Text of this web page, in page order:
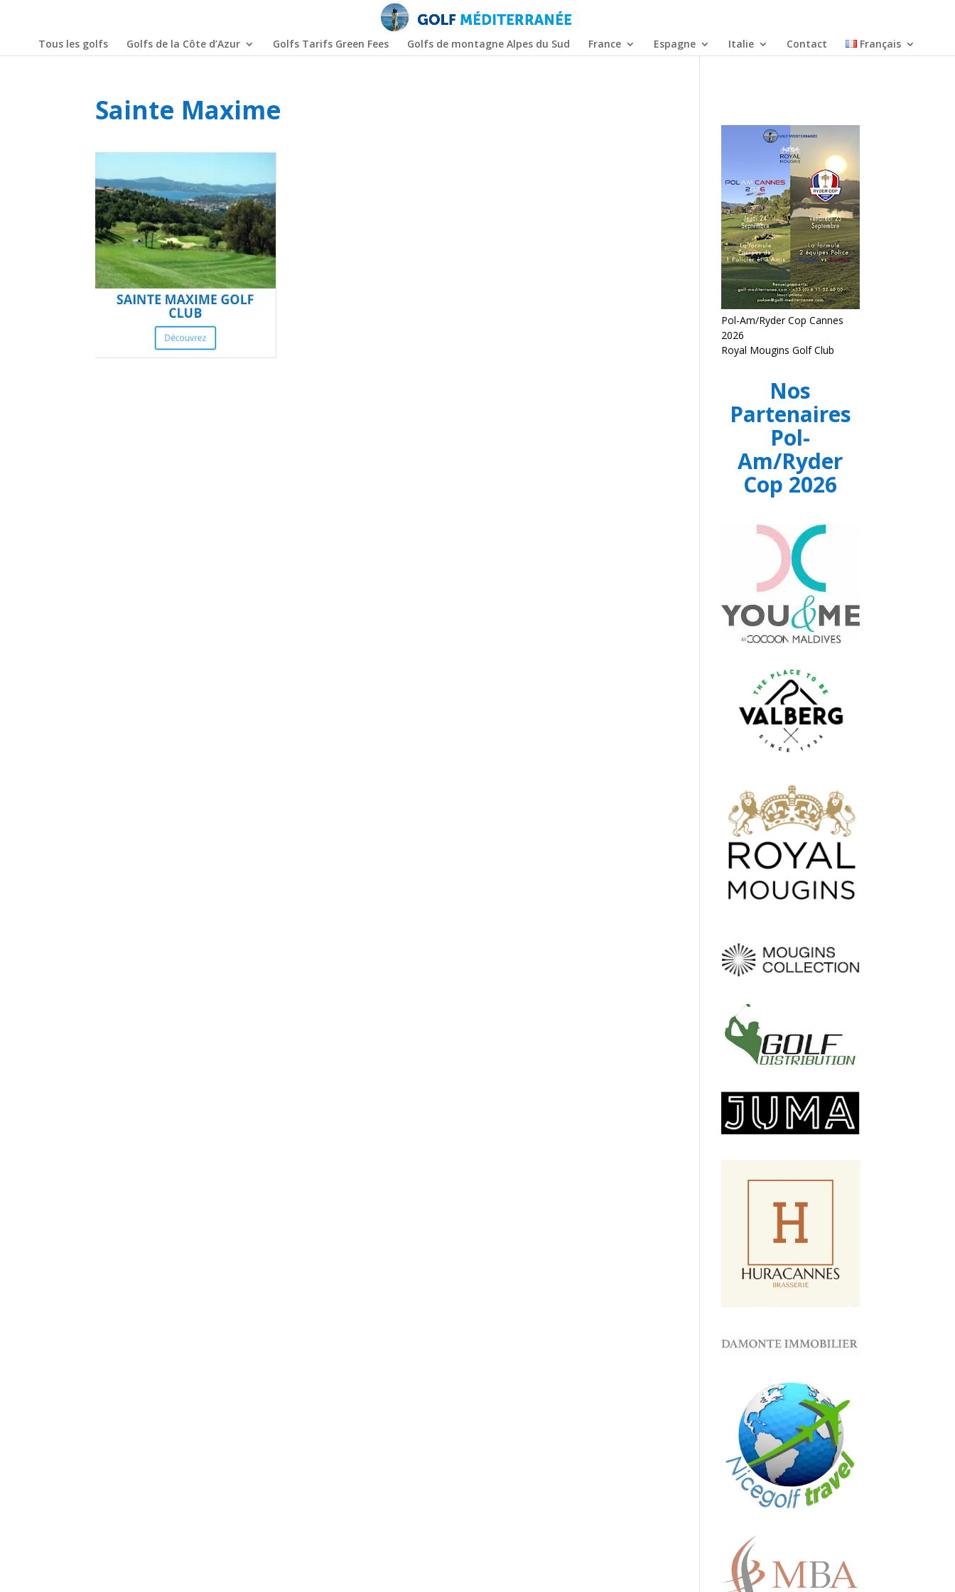
Tous les golfs Golfs de la Côte d’Azur Golfs Tarifs Green Fees Golfs de montagne Alpes du Sud France Espagne Italie Contact Français
Sainte Maxime
Pol-Am/Ryder Cop Cannes
2026
Royal Mougins Golf Club
Nos
Partenaires
Pol-
Am/Ryder
Cop 2026